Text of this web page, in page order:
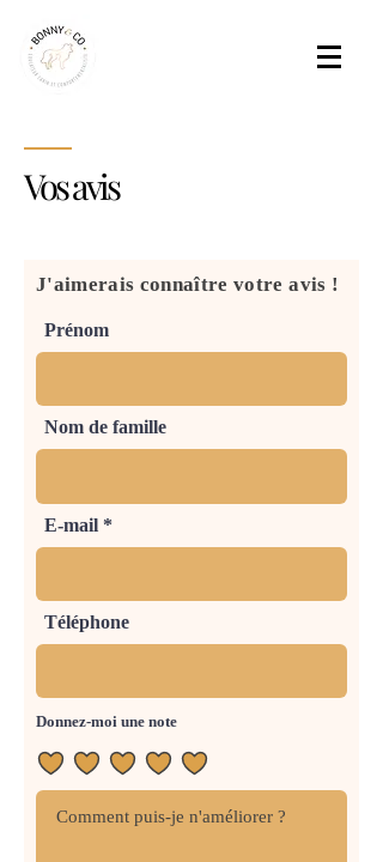
Vos avis
J'aimerais connaître votre avis !
Prénom
Nom de famille
E-mail
Téléphone
Donnez-moi une note